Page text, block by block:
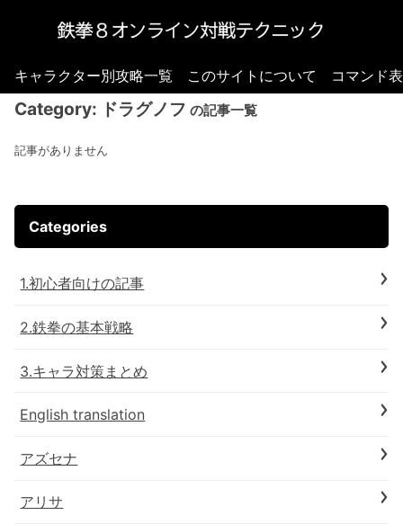
キャラクター別攻略一覧 このサイトについて コマンド
Category: ドラグノフ の記事一覧
記事がありません
Categories
1.初心者向けの記事
2.鉄拳の基本戦略
3.キャラ対策まとめ
English translation
アズセナ
アリサ